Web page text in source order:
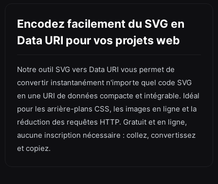
Encodez facilement du SVG en
Data URI pour vos projets web
Notre outil SVG vers Data URI vous permet de
convertir instantanément n'importe quel code SVG
en une URI de données compacte et intégrable. Idéal
pour les arrière-plans CSS, les images en ligne et la
réduction des requêtes HTTP. Gratuit et en ligne,
aucune inscription nécessaire : collez, convertissez
et copiez.